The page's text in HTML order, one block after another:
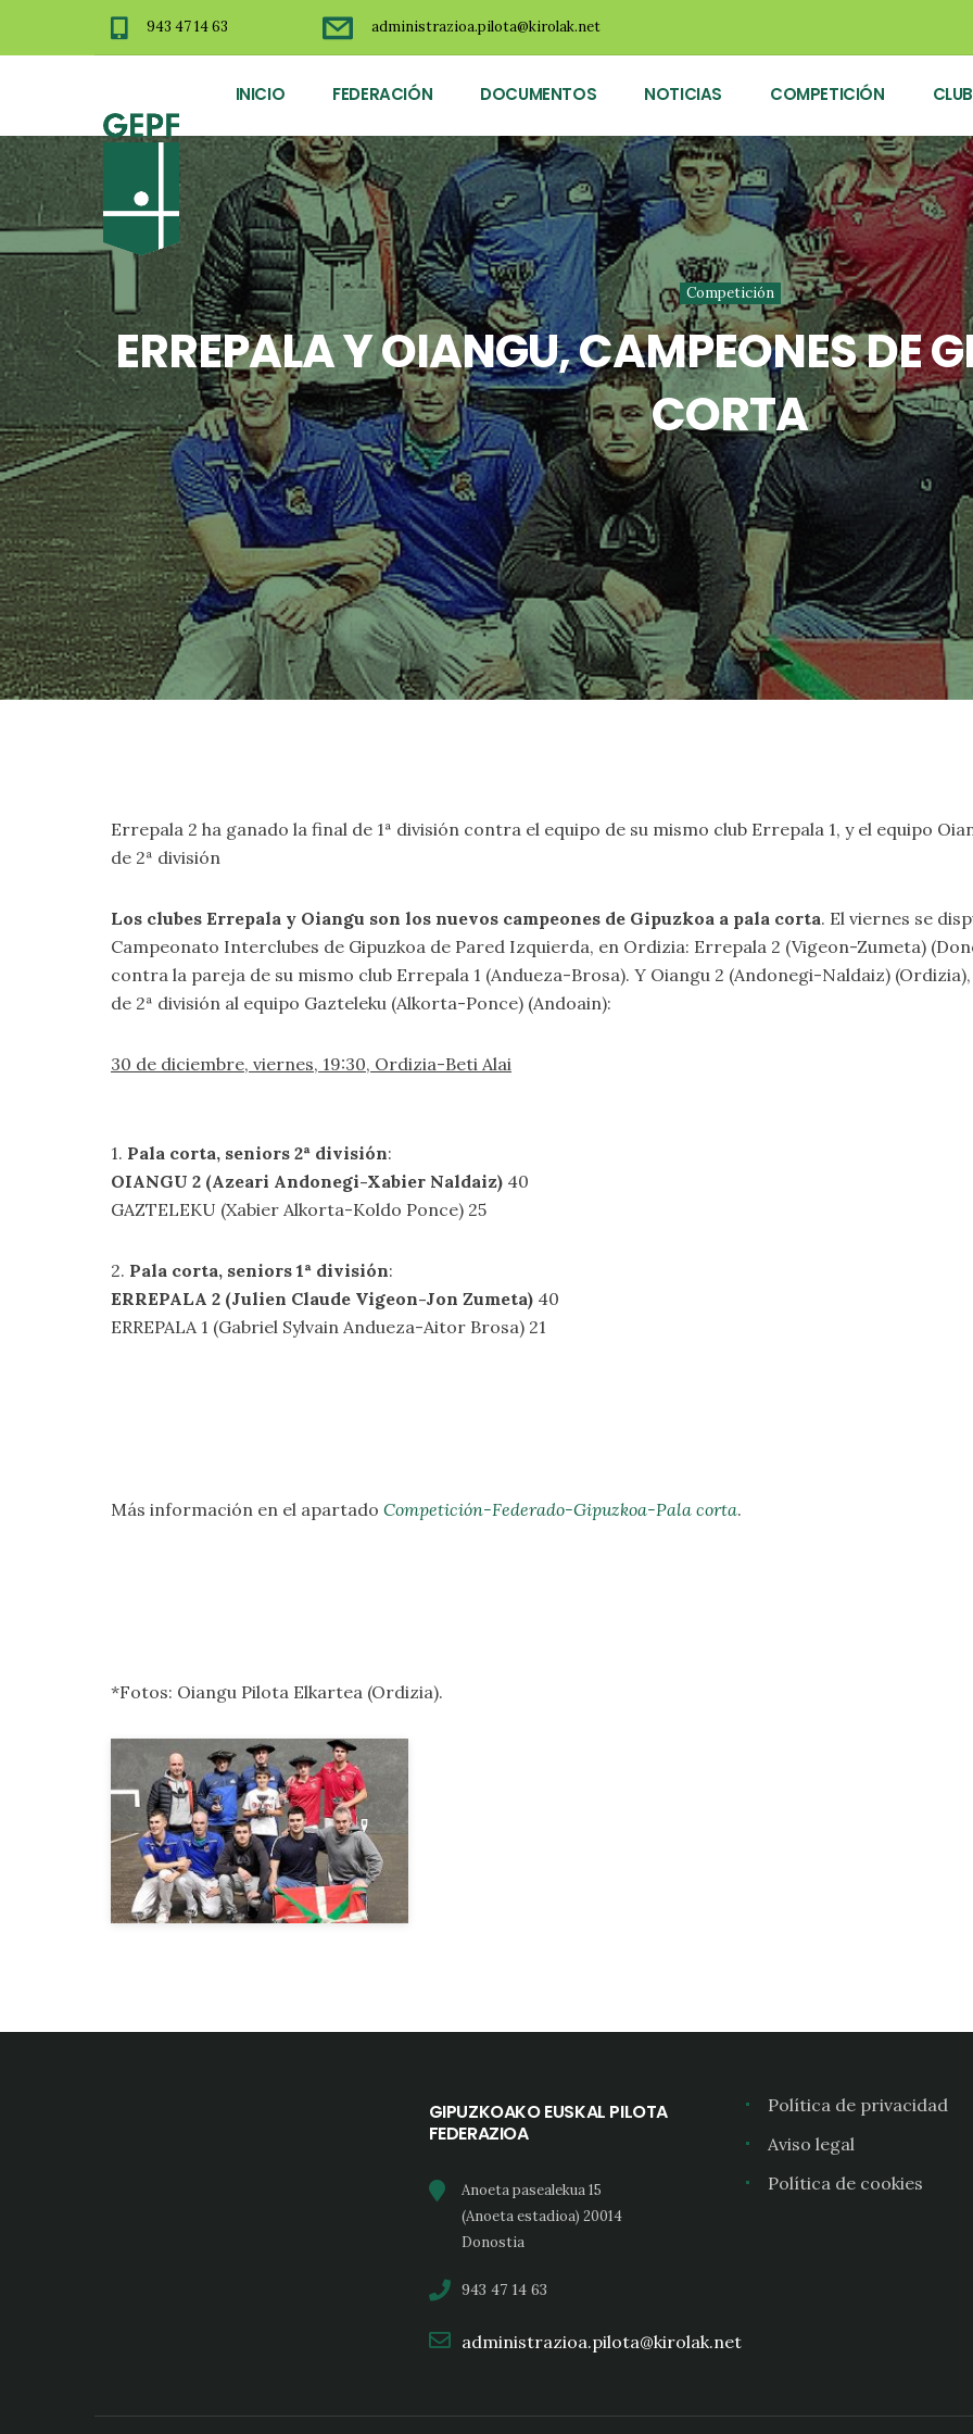
943 47 14 63 administrazioa.pilota@kirolak.net
INICIO FEDERACIÓN DOCUMENTOS NOTICIAS COMPETICIÓN
Competición
ERREPALA Y OIANGU, CAMPEONES DE
CORTA
Errepala 2 ha ganado la final de 1ª división contra el equipo de su mismo club Errepala 1, y el equipo
de 2ª división
Los clubes Errepala y Oiangu son los nuevos campeones de Gipuzkoa a pala corta. El viernes se
Campeonato Interclubes de Gipuzkoa de Pared Izquierda, en Ordizia: Errepala 2 (Vigeon-Zumeta)
contra la pareja de su mismo club Errepala 1 (Andueza-Brosa). Y Oiangu 2 (Andonegi-Naldaiz)
de 2ª división al equipo Gazteleku (Alkorta-Ponce) (Andoain):
30 de diciembre, viernes, 19:30, Ordizia-Beti Alai
1. Pala corta, seniors 2ª división:
OIANGU 2 (Azeari Andonegi-Xabier Naldaiz) 40
GAZTELEKU (Xabier Alkorta-Koldo Ponce) 25
2. Pala corta, seniors 1ª división:
ERREPALA 2 (Julien Claude Vigeon-Jon Zumeta) 40
ERREPALA 1 (Gabriel Sylvain Andueza-Aitor Brosa) 21
Más información en el apartado Competición-Federado-Gipuzkoa-Pala corta.
*Fotos: Oiangu Pilota Elkartea (Ordizia).
GIPUZKOAKO EUSKAL PILOTA
FEDERAZIOA
Anoeta pasealekua 15
(Anoeta estadioa) 20014
Donostia
943 47 14 63
administrazioa.pilota@kirolak.net
Política de privacidad
Aviso legal
Política de cookies